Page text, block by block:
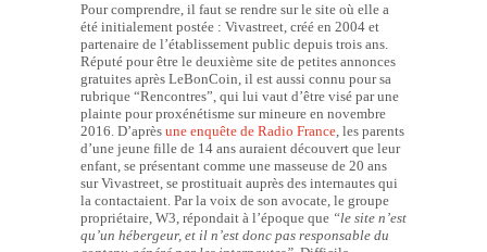
Pour comprendre, il faut se rendre sur le site où elle a
été initialement postée : Vivastreet, créé en 2004 et
partenaire de l’établissement public depuis trois ans.
Réputé pour être le deuxième site de petites annonces
gratuites après LeBonCoin, il est aussi connu pour sa
rubrique “Rencontres”, qui lui vaut d’être visé par une
plainte pour proxénétisme sur mineure en novembre
2016. D’après une enquête de Radio France, les parents
d’une jeune fille de 14 ans auraient découvert que leur
enfant, se présentant comme une masseuse de 20 ans
sur Vivastreet, se prostituait auprès des internautes qui
la contactaient. Par la voix de son avocate, le groupe
propriétaire, W3, répondait à l’époque que “le site n’est
qu’un hébergeur, et il n’est donc pas responsable du